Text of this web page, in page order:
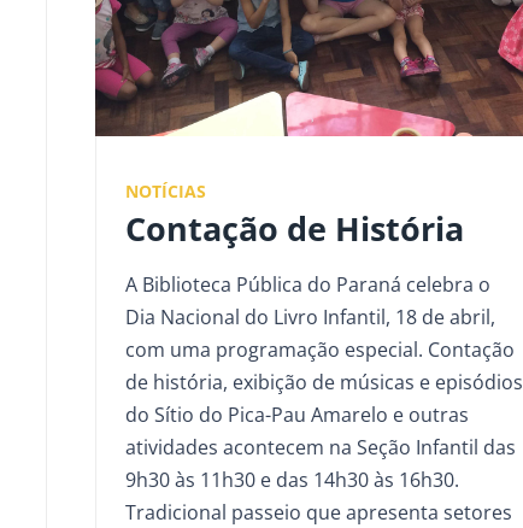
NOTÍCIAS
Contação de História
A Biblioteca Pública do Paraná celebra o
Dia Nacional do Livro Infantil, 18 de abril,
com uma programação especial. Contação
de história, exibição de músicas e episódios
do Sítio do Pica-Pau Amarelo e outras
atividades acontecem na Seção Infantil das
9h30 às 11h30 e das 14h30 às 16h30.
Tradicional passeio que apresenta setores